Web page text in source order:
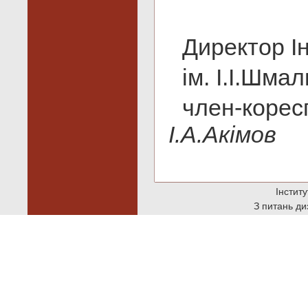
Директор
ім.
член-
І.А.Акімов
З питань